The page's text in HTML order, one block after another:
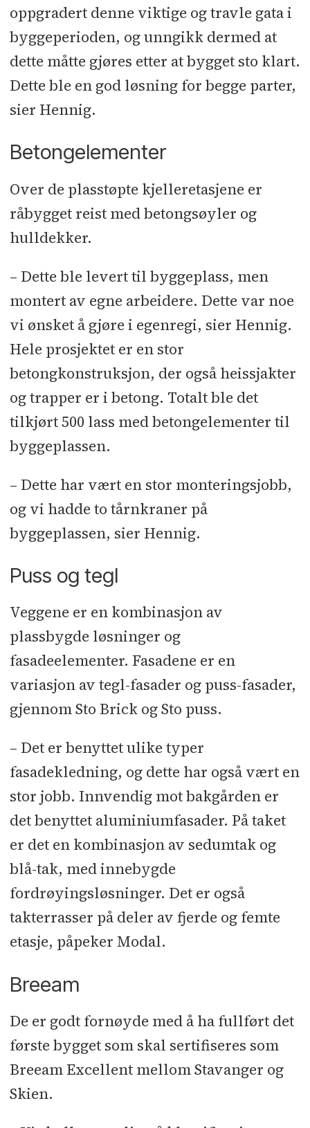
oppgradert denne viktige og travle gata i
byggeperioden, og unngikk dermed at
dette måtte gjøres etter at bygget sto klart.
Dette ble en god løsning for begge parter,
sier Hennig.
Betongelementer
Over de plasstøpte kjelleretasjene er
råbygget reist med betongsøyler og
hulldekker.
– Dette ble levert til byggeplass, men
montert av egne arbeidere. Dette var noe
vi ønsket å gjøre i egenregi, sier Hennig.
Hele prosjektet er en stor
betongkonstruksjon, der også heissjakter
og trapper er i betong. Totalt ble det
tilkjørt 500 lass med betongelementer til
byggeplassen.
– Dette har vært en stor monteringsjobb,
og vi hadde to tårnkraner på
byggeplassen, sier Hennig.
Puss og tegl
Veggene er en kombinasjon av
plassbygde løsninger og
fasadeelementer. Fasadene er en
variasjon av tegl-fasader og puss-fasader,
gjennom Sto Brick og Sto puss.
– Det er benyttet ulike typer
fasadekledning, og dette har også vært en
stor jobb. Innvendig mot bakgården er
det benyttet aluminiumfasader. På taket
er det en kombinasjon av sedumtak og
blå-tak, med innebygde
fordrøyingsløsninger. Det er også
takterrasser på deler av fjerde og femte
etasje, påpeker Modal.
Breeam
De er godt fornøyde med å ha fullført det
første bygget som skal sertifiseres som
Breeam Excellent mellom Stavanger og
Skien.